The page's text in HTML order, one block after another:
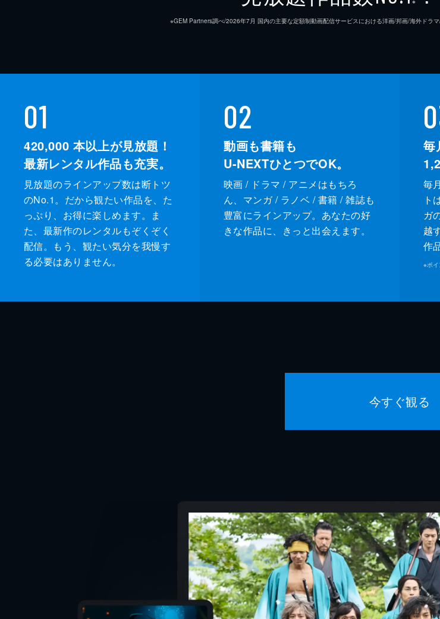
※GEM Partners調べ/2026年7⽉ 国内の主要な定額制動画配信サービスにおける洋画/邦画/海外ドラ
01
420,000 本以上が見放題！
最新レンタル作品も充実。
見放題のラインアップ数は断トツ
のNo.1。だから観たい作品を、た
っぷり、お得に楽しめます。ま
た、最新作のレンタルもぞくぞく
配信。もう、観たい気分を我慢す
る必要はありません。
02
動画も書籍も
U-NEXTひとつでOK。
映画 / ドラマ / アニメはもちろ
ん、マンガ / ラノベ / 書籍 / 雑誌も
豊富にラインアップ。あなたの好
きな作品に、きっと出会えます。
毎
毎
ト
ガ
越
作
※ポイ
今すぐ観る